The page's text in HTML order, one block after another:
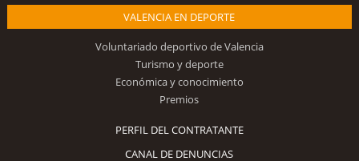
VALENCIA EN DEPORTE
Voluntariado deportivo de Valencia
Turismo y deporte
Económica y conocimiento
Premios
PERFIL DEL CONTRATANTE
CANAL DE DENUNCIAS